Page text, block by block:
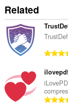
Related